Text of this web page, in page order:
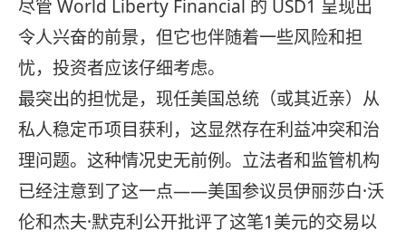
尽管 World Liberty Financial 的 USD1 呈现出
令人兴奋的前景，但它也伴随着一些风险和担
忧，投资者应该仔细考虑。
最突出的担忧是，现任美国总统（或其近亲）从
私人稳定币项目获利，这显然存在利益冲突和治
理问题。这种情况史无前例。立法者和监管机构
已经注意到了这一点——美国参议员伊丽莎白·沃
伦和杰夫·默克利公开批评了这笔1美元的交易以